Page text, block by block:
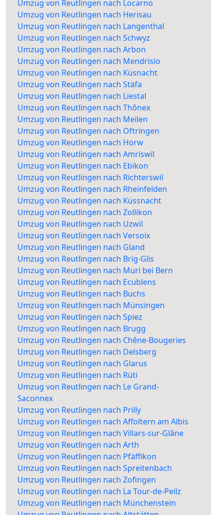
Umzug von Reutlingen nach Locarno
Umzug von Reutlingen nach Herisau
Umzug von Reutlingen nach Langenthal
Umzug von Reutlingen nach Schwyz
Umzug von Reutlingen nach Arbon
Umzug von Reutlingen nach Mendrisio
Umzug von Reutlingen nach Küsnacht
Umzug von Reutlingen nach Stäfa
Umzug von Reutlingen nach Liestal
Umzug von Reutlingen nach Thônex
Umzug von Reutlingen nach Meilen
Umzug von Reutlingen nach Oftringen
Umzug von Reutlingen nach Horw
Umzug von Reutlingen nach Amriswil
Umzug von Reutlingen nach Ebikon
Umzug von Reutlingen nach Richterswil
Umzug von Reutlingen nach Rheinfelden
Umzug von Reutlingen nach Küssnacht
Umzug von Reutlingen nach Zollikon
Umzug von Reutlingen nach Uzwil
Umzug von Reutlingen nach Versoix
Umzug von Reutlingen nach Gland
Umzug von Reutlingen nach Brig-Glis
Umzug von Reutlingen nach Muri bei Bern
Umzug von Reutlingen nach Ecublens
Umzug von Reutlingen nach Buchs
Umzug von Reutlingen nach Münsingen
Umzug von Reutlingen nach Spiez
Umzug von Reutlingen nach Brugg
Umzug von Reutlingen nach Chêne-Bougeries
Umzug von Reutlingen nach Delsberg
Umzug von Reutlingen nach Glarus
Umzug von Reutlingen nach Rüti
Umzug von Reutlingen nach Le Grand-
Saconnex
Umzug von Reutlingen nach Prilly
Umzug von Reutlingen nach Affoltern am Albis
Umzug von Reutlingen nach Villars-sur-Glâne
Umzug von Reutlingen nach Arth
Umzug von Reutlingen nach Pfäffikon
Umzug von Reutlingen nach Spreitenbach
Umzug von Reutlingen nach Zofingen
Umzug von Reutlingen nach La Tour-de-Peilz
Umzug von Reutlingen nach Münchenstein